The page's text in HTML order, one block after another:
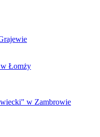
Łomży
w Zambrowie